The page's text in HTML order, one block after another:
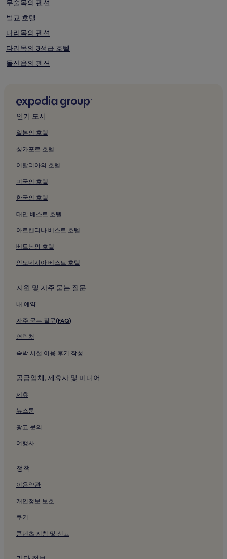
무술목의 펜션
벌교 호텔
다리목의 펜션
다리목의 3성급 호텔
돌산읍의 펜션
일로읍 호텔
목포의 게스트하우스
목포의 저렴한 호텔
목포의 2성급 호텔
목포의 3성급 호텔
목포의 비즈니스 호텔
목포 호텔
여수의 수영장이 있는 호텔
여수의 피트니스 센터가 있는 호텔
여수의 주방이 있는 호텔
여수의 반려동물 동반 가능 호텔
여수의 호스텔
여수의 펜션
여수의 게스트하우스
여수의 2성급 호텔
여수의 3성급 호텔
여수의 4성급 호텔
여수의 비즈니스 호텔
여수의 해변 호텔
여수 호텔
구례의 2성급 호텔
구례 호텔
담양 호텔
장흥 호텔
인기 도시
일본의 호텔
싱가포르 호텔
이탈리아의 호텔
미국의 호텔
한국의 호텔
대만 베스트 호텔
아르헨티나 베스트 호텔
베트남의 호텔
인도네시아 베스트 호텔
지원 및 자주 묻는 질문
내 예약
자주 묻는 질문(FAQ)
연락처
숙박 시설 이용 후기 작성
공급업체, 제휴사 및 미디어
제휴
뉴스룸
광고 문의
여행사
정책
이용약관
개인정보 보호
쿠키
콘텐츠 지침 및 신고